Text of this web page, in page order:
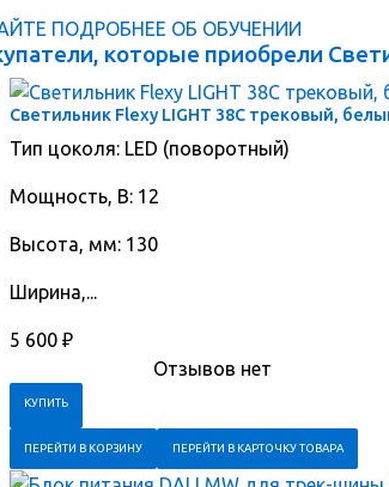
ПОДРОБНЕЕ ОБ ОБУЧЕНИИ
которые приобрели
Светильник Flexy LIGHT 38C трековый,
Тип цоколя: LED (поворотный)
Мощность, В: 12
Высота, мм: 130
Ширина,...
5 600 ₽
Отзывов нет
ПЕРЕЙТИ В КОРЗИНУ ПЕРЕЙТИ В КАРТОЧКУ ТОВАРА